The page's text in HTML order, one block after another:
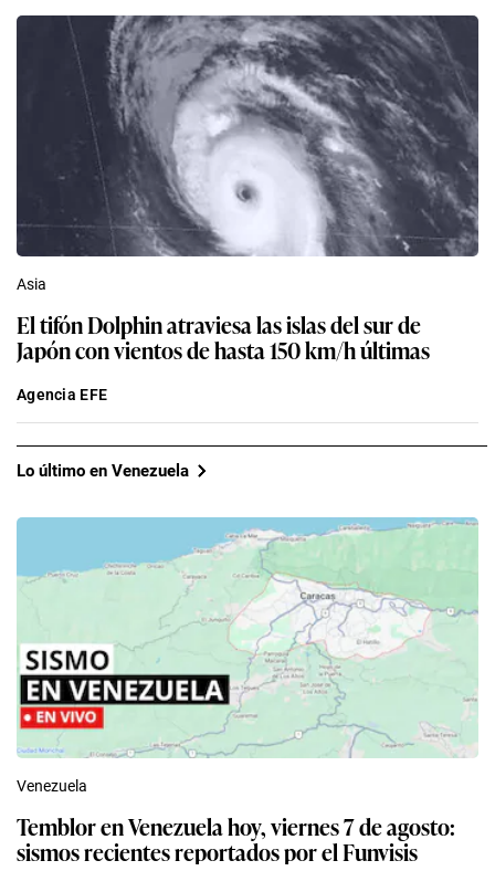
Asia
El tifón Dolphin atraviesa las islas del sur de
Japón con vientos de hasta 150 km/h últimas
Agencia EFE
Lo último en Venezuela
Venezuela
Temblor en Venezuela hoy, viernes 7 de agosto:
sismos recientes reportados por el Funvisis